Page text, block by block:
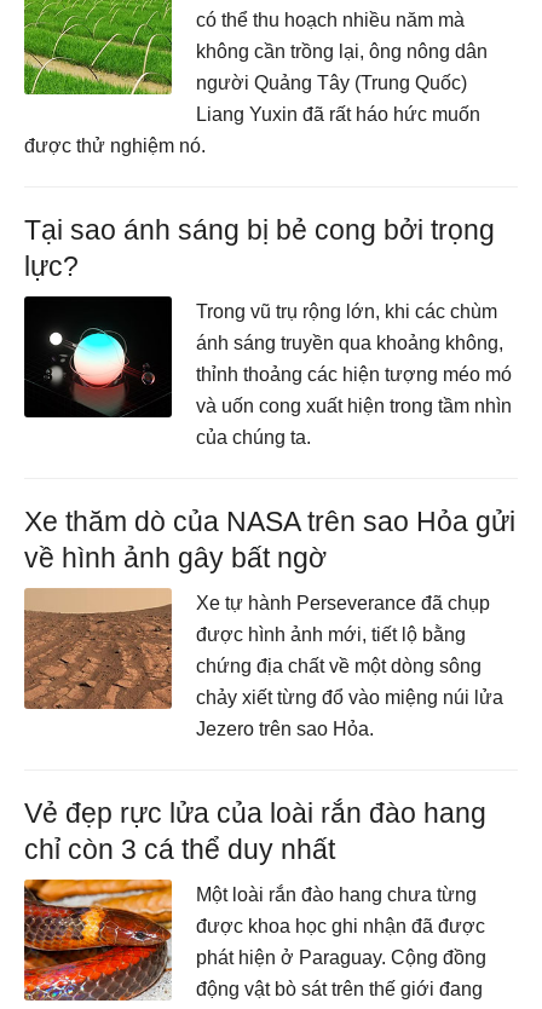
có thể thu hoạch nhiều năm mà
không cần trồng lại, ông nông dân
người Quảng Tây (Trung Quốc)
Liang Yuxin đã rất háo hức muốn
được thử nghiệm nó.
Tại sao ánh sáng bị bẻ cong bởi trọng
lực?
Trong vũ trụ rộng lớn, khi các chùm
ánh sáng truyền qua khoảng không,
thỉnh thoảng các hiện tượng méo mó
và uốn cong xuất hiện trong tầm nhìn
của chúng ta.
Xe thăm dò của NASA trên sao Hỏa gửi
về hình ảnh gây bất ngờ
Xe tự hành Perseverance đã chụp
được hình ảnh mới, tiết lộ bằng
chứng địa chất về một dòng sông
chảy xiết từng đổ vào miệng núi lửa
Jezero trên sao Hỏa.
Vẻ đẹp rực lửa của loài rắn đào hang
chỉ còn 3 cá thể duy nhất
Một loài rắn đào hang chưa từng
được khoa học ghi nhận đã được
phát hiện ở Paraguay. Cộng đồng
động vật bò sát trên thế giới đang